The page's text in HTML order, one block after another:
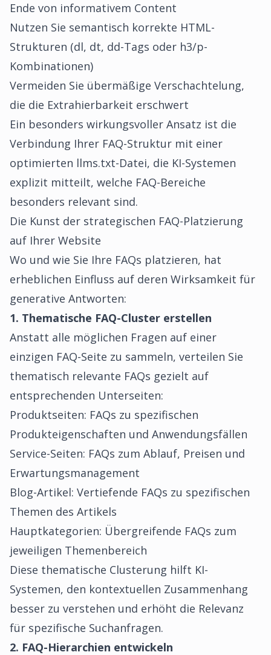
Ende von informativem Content
Nutzen Sie semantisch korrekte HTML-
Strukturen (dl, dt, dd-Tags oder h3/p-
Kombinationen)
Vermeiden Sie übermäßige Verschachtelung,
die die Extrahierbarkeit erschwert
Ein besonders wirkungsvoller Ansatz ist die
Verbindung Ihrer FAQ-Struktur mit einer
optimierten llms.txt-Datei, die KI-Systemen
explizit mitteilt, welche FAQ-Bereiche
besonders relevant sind.
Die Kunst der strategischen FAQ-Platzierung
auf Ihrer Website
Wo und wie Sie Ihre FAQs platzieren, hat
erheblichen Einfluss auf deren Wirksamkeit für
generative Antworten:
1. Thematische FAQ-Cluster erstellen
Anstatt alle möglichen Fragen auf einer
einzigen FAQ-Seite zu sammeln, verteilen Sie
thematisch relevante FAQs gezielt auf
entsprechenden Unterseiten:
Produktseiten: FAQs zu spezifischen
Produkteigenschaften und Anwendungsfällen
Service-Seiten: FAQs zum Ablauf, Preisen und
Erwartungsmanagement
Blog-Artikel: Vertiefende FAQs zu spezifischen
Themen des Artikels
Hauptkategorien: Übergreifende FAQs zum
jeweiligen Themenbereich
Diese thematische Clusterung hilft KI-
Systemen, den kontextuellen Zusammenhang
besser zu verstehen und erhöht die Relevanz
für spezifische Suchanfragen.
2. FAQ-Hierarchien entwickeln